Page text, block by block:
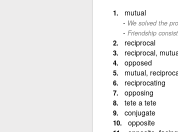
mutual
We solved the
Friendship
reciprocal
reciprocal,
opposed
mutual,
reciprocating
opposing
tete a tete
conjugate
opposite